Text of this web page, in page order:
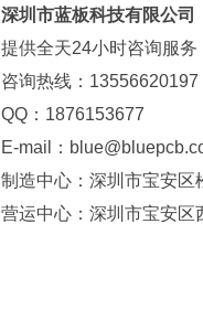
深圳市蓝板科技有限公司
提供全天24小时咨询服务
咨询热线：13556620197
QQ：1876153677
E-mail：
制造中心：深圳市宝安区
营运中心：深圳市宝安